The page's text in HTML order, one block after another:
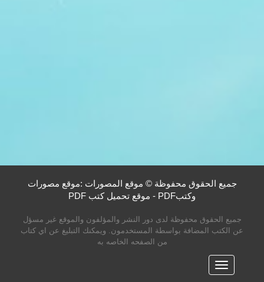
جميع الحقوق محفوظة © موقع المصورات :موقع مصورات
وكتبPDF - موقع تحميل كتب PDF
جميع الحقوق محفوظة لدى دور النشر والمؤلفون والموقع غير مسؤل
عن الكتب المضافة بواسطة المستخدمون. ويمكنك التبليغ عن اي كتاب
من الصفحه الخاصه به
القائمه